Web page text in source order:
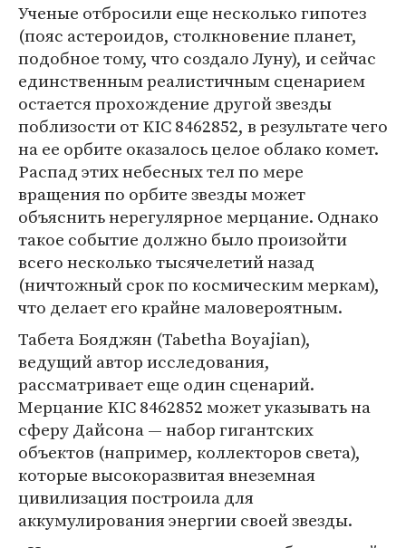
Ученые отбросили еще несколько гипотез
(пояс астероидов, столкновение планет,
подобное тому, что создало Луну), и сейчас
единственным реалистичным сценарием
остается прохождение другой звезды
поблизости от KIC 8462852, в результате чего
на ее орбите оказалось целое облако комет.
Распад этих небесных тел по мере
вращения по орбите звезды может
объяснить нерегулярное мерцание. Однако
такое событие должно было произойти
всего несколько тысячелетий назад
(ничтожный срок по космическим меркам),
что делает его крайне маловероятным.
Табета Бояджян (Tabetha Boyajian),
ведущий автор исследования,
рассматривает еще один сценарий.
Мерцание KIC 8462852 может указывать на
сферу Дайсона — набор гигантских
объектов (например, коллекторов света),
которые высокоразвитая внеземная
цивилизация построила для
аккумулирования энергии своей звезды.